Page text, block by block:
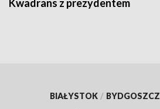
Kwadrans z prezydentem
BIAŁYSTOK / BYDGOSZCZ